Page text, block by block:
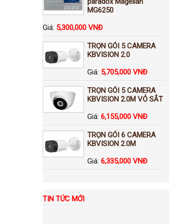
MG6250
Giá: 5,300,000 VNĐ
TRỌN GÓI 5 CAMERA
KBVISION 2.0
Giá: 5,705,000 VNĐ
TRỌN GÓI 5 CAMERA
KBVISION 2.0M VỎ SẮT
Giá: 6,155,000 VNĐ
TRỌN GÓI 6 CAMERA
KBVISION 2.0M
Giá: 6,335,000 VNĐ
TIN TỨC MỚI